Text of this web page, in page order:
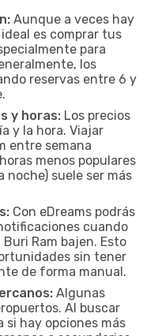
Aunque a veces hay
es comprar tus
para
los
reservas entre 6 y
y horas: Los precios
y la hora. Viajar
entre semana
menos populares
noche) suele ser más
Con eDreams podrás
cuando
Ram bajen. Esto
sin tener
de forma manual.
Algunas
Al buscar
si hay opciones más